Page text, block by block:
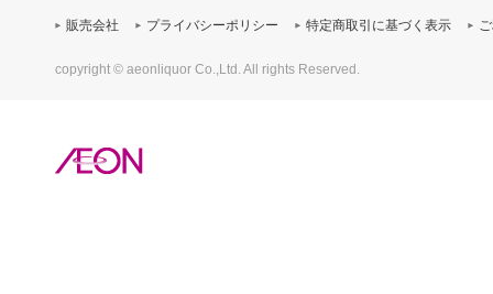
販売会社 プライバシーポリシー 特定商取引に基づく表示
copyright © aeonliquor Co.,Ltd. All rights Reserved.